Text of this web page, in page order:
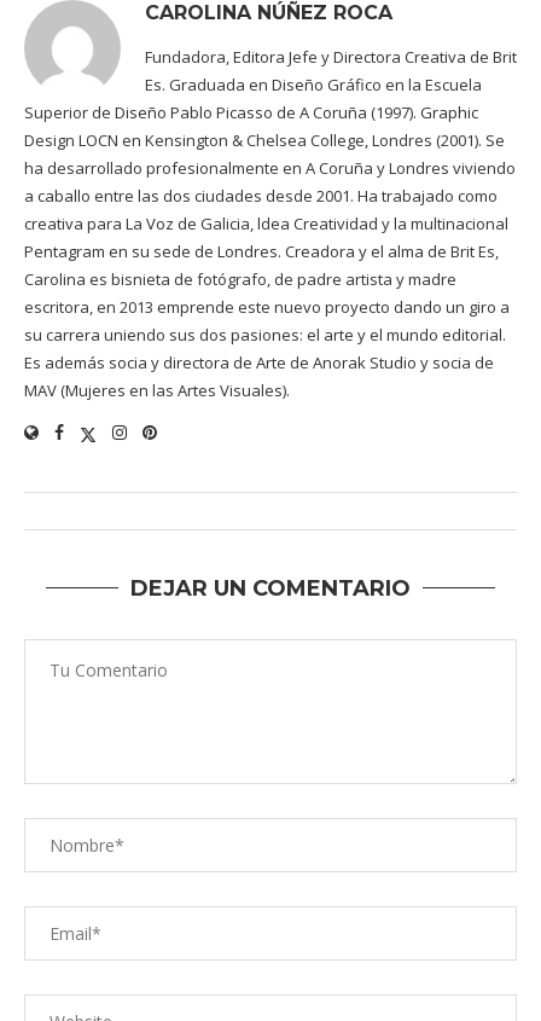
CAROLINA NÚÑEZ ROCA
Fundadora, Editora Jefe y Directora Creativa de Brit
Es. Graduada en Diseño Gráfico en la Escuela
Superior de Diseño Pablo Picasso de A Coruña (1997). Graphic
Design LOCN en Kensington & Chelsea College, Londres (2001). Se
ha desarrollado profesionalmente en A Coruña y Londres viviendo
a caballo entre las dos ciudades desde 2001. Ha trabajado como
creativa para La Voz de Galicia, ldea Creatividad y la multinacional
Pentagram en su sede de Londres. Creadora y el alma de Brit Es,
Carolina es bisnieta de fotógrafo, de padre artista y madre
escritora, en 2013 emprende este nuevo proyecto dando un giro a
su carrera uniendo sus dos pasiones: el arte y el mundo editorial.
Es además socia y directora de Arte de Anorak Studio y socia de
MAV (Mujeres en las Artes Visuales).
DEJAR UN COMENTARIO